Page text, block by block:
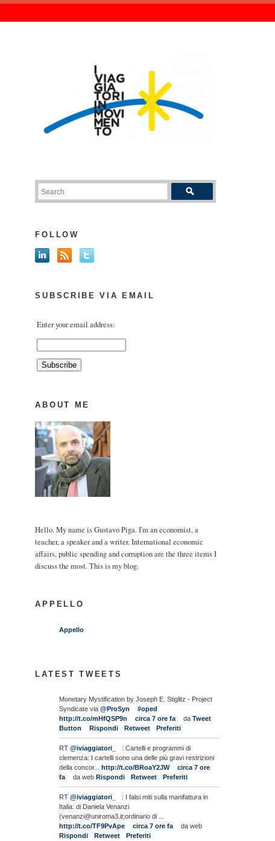
FOLLOW
SUBSCRIBE VIA EMAIL
Enter your email address:
ABOUT ME
Hello. My name is Gustavo Piga. I'm an economist, a
teacher, a speaker and a writer. International economic
affairs, public spending and corruption are the three items I
discuss the most. This is my blog.
APPELLO
Appello
LATEST TWEETS
Monetary Mystification by Joseph E. Stiglitz - Project
Syndicate via@ProSyn
#oped
http://t.co/mHfQSP9n
circa 7 ore fa daTweet
Button
Rispondi Retweet Preferiti
RT@iviaggiatori_
: Cartelli e programmi di
clemenza: I cartelli sono una delle più gravi restrizioni
della concor...
http://t.co/BRoaY2JW
circa 7 ore
fa
da web Rispondi Retweet Preferiti
RT@iviaggiatori_
: I falsi miti sulla manifattura in
Italia: di Daniela Venanzi
(venanzi@uniroma3.it;ordinario di ...
http://t.co/TF9PvApe
circa 7 ore fa
da web
Rispondi
Retweet Preferiti